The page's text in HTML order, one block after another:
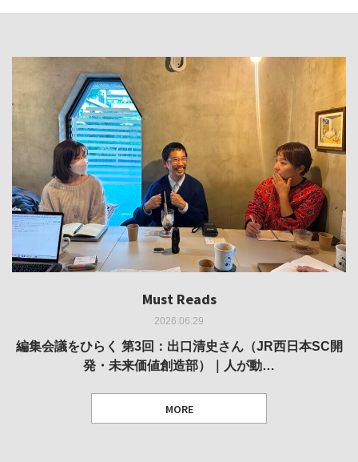
Must Reads
2026.06.29
編集会議をひらく 第3回：出口清史さん（JR西日本SC開
発・未来価値創造部）｜人が動…
MORE
Must Reads
2026.05.14
REVIEW｜果たして美術家・梅津庸一は、「大阪のゆかり
作家」となることができたのか…
Must Reads
2026.03.11
REPORT｜博覧会の残像
Must Reads
2026.02.25
REVIEW｜菊池聡太朗 個展「余りの風景」
Must Reads
2025.10.01
REVIEW｜生の存在証明としての線——「ライフライン」
展